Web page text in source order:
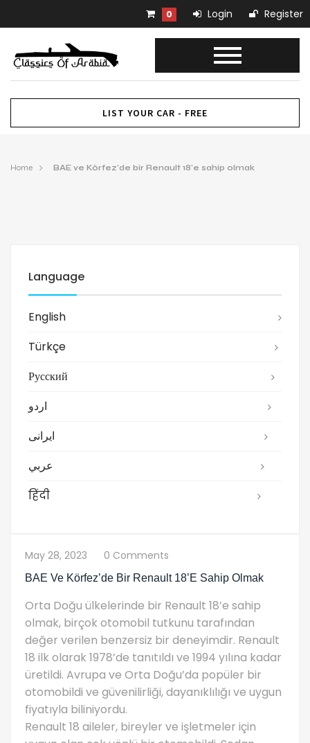
0 Login Register
LIST YOUR CAR - FREE
Home BAE ve Körfez’de bir Renault 18’e sahip olmak
Language
English
Türkçe
Русский
اردو
ایرانی
عربي
हिंदी
May 28, 2023 0 Comments
BAE Ve Körfez’de Bir Renault 18’e Sahip Olmak
Orta Doğu ülkelerinde bir Renault 18’e sahip
olmak, birçok otomobil tutkunu tarafından
değer verilen benzersiz bir deneyimdir. Renault
18 ilk olarak 1978’de tanıtıldı ve 1994 yılına kadar
üretildi. Avrupa ve Orta Doğu’da popüler bir
otomobildi ve güvenilirliği, dayanıklılığı ve uygun
fiyatıyla biliniyordu.
Renault 18 aileler, bireyler ve işletmeler için